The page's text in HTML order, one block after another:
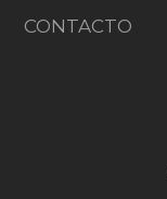
CONTACTO